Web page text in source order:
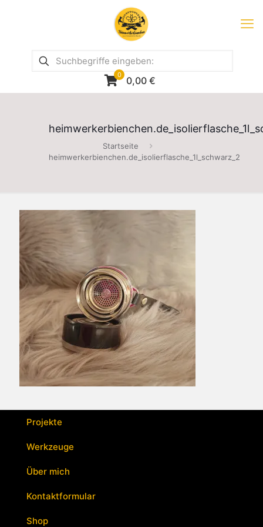
0 0,00 €
Startseite
heimwerkerbienchen.de_isolierflasche_1l_schwarz_2
Projekte
Werkzeuge
Über mich
Kontaktformular
Shop